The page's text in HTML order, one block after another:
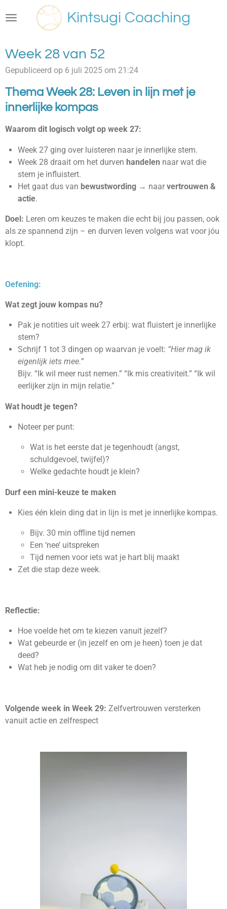
direct
de
hoofdinhoud
Kintsugi Coaching
Week 28 van 52
Gepubliceerd op 6 juli 2025 om 21:24
Thema Week 28: Leven in lijn met je
innerlijke kompas
Waarom dit logisch volgt op week 27:
Week 27 ging over luisteren naar je innerlijke stem.
Week 28 draait om het durven handelen naar wat die
stem je influistert.
Het gaat dus van bewustwording→ naarvertrouwen &
actie.
Doel: Leren om keuzes te maken die echt bij jou passen, ook
als ze spannend zijn – en durven leven volgens wat voor jóu
klopt.
Oefening:
Wat zegt jouw kompas nu?
Pak je notities uit week 27 erbij: wat fluistert je innerlijke
stem?
Schrijf 1 tot 3 dingen op waarvan je voelt: “Hier mag ik
eigenlijk iets mee.”
Bijv. “Ik wil meer rust nemen.” “Ik mis creativiteit.” “Ik wil
eerlijker zijn in mijn relatie.”
Wat houdt je tegen?
Noteer per punt:
Wat is het eerste dat je tegenhoudt (angst,
schuldgevoel, twijfel)?
Welke gedachte houdt je klein?
Durf een mini-keuze te maken
Kies één klein ding dat in lijn is met je innerlijke kompas.
Bijv. 30 min offline tijd nemen
Een ‘nee’ uitspreken
Tijd nemen voor iets wat je hart blij maakt
Zet die stap deze week.
Reflectie:
Hoe voelde het om te kiezen vanuit jezelf?
Wat gebeurde er (in jezelf en om je heen) toen je dat
deed?
Wat heb je nodig om dit vaker te doen?
Volgende week in Week 29: Zelfvertrouwen versterken
vanuit actie en zelfrespect